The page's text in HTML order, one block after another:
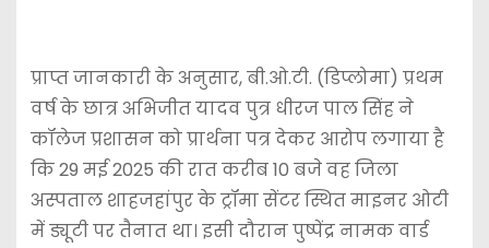
प्राप्त जानकारी के अनुसार, बी.ओ.टी. (डिप्लोमा) प्रथम
वर्ष के छात्र अभिजीत यादव पुत्र धीरज पाल सिंह ने
कॉलेज प्रशासन को प्रार्थना पत्र देकर आरोप लगाया है
कि 29 मई 2025 की रात करीब 10 बजे वह जिला
अस्पताल शाहजहांपुर के ट्रॉमा सेंटर स्थित माइनर ओटी
में ड्यूटी पर तैनात था। इसी दौरान पुष्पेंद्र नामक वार्ड